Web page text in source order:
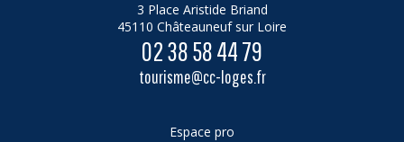
3 Place Aristide Briand
45110 Châteauneuf sur Loire
02 38 58 44 79
tourisme@cc-loges.fr
Espace pro